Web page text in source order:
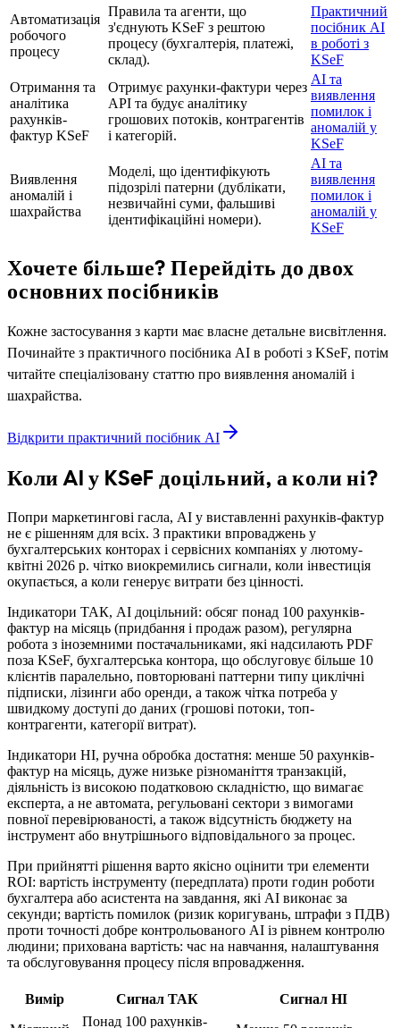
Автоматизація
робочого
процесу
Правила та агенти, що
з'єднують KSeF з рештою
процесу (бухгалтерія, платежі,
склад).
Практичний
посібник AI
в роботі з
KSeF
Отримання та
аналітика
рахунків-
фактур KSeF
Отримує рахунки-фактури через
API та будує аналітику
грошових потоків, контрагентів
і категорій.
AI та
виявлення
помилок і
аномалій у
KSeF
Виявлення
аномалій і
шахрайства
Моделі, що ідентифікують
підозрілі патерни (дублікати,
незвичайні суми, фальшиві
ідентифікаційні номери).
AI та
виявлення
помилок і
аномалій у
KSeF
Хочете більше? Перейдіть до двох
основних посібників
Кожне застосування з карти має власне детальне висвітлення.
Починайте з практичного посібника AI в роботі з KSeF, потім
читайте спеціалізовану статтю про виявлення аномалій і
шахрайства.
Відкрити практичний посібник AI
Коли AI у KSeF доцільний, а коли ні?
Попри маркетингові гасла, AI у виставленні рахунків-фактур
не є рішенням для всіх. З практики впроваджень у
бухгалтерських конторах і сервісних компаніях у лютому-
квітні 2026 р. чітко виокремились сигнали, коли інвестиція
окупається, а коли генерує витрати без цінності.
Індикатори ТАК, AI доцільний: обсяг понад 100 рахунків-
фактур на місяць (придбання і продаж разом), регулярна
робота з іноземними постачальниками, які надсилають PDF
поза KSeF, бухгалтерська контора, що обслуговує більше 10
клієнтів паралельно, повторювані паттерни типу циклічні
підписки, лізинги або оренди, а також чітка потреба у
швидкому доступі до даних (грошові потоки, топ-
контрагенти, категорії витрат).
Індикатори НІ, ручна обробка достатня: менше 50 рахунків-
фактур на місяць, дуже низьке різноманіття транзакцій,
діяльність із високою податковою складністю, що вимагає
експерта, а не автомата, регульовані сектори з вимогами
повної перевірюваності, а також відсутність бюджету на
інструмент або внутрішнього відповідального за процес.
При прийнятті рішення варто якісно оцінити три елементи
ROI: вартість інструменту (передплата) проти годин роботи
бухгалтера або асистента на завдання, які AI виконає за
секунди; вартість помилок (ризик коригувань, штрафи з ПДВ)
проти точності добре контрольованого AI із рівнем контролю
людини; прихована вартість: час на навчання, налаштування
та обслуговування процесу після впровадження.
Вимір Сигнал ТАК Сигнал НІ
Понад 100 рахунків-